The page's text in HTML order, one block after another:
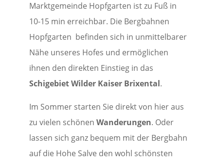
Marktgemeinde Hopfgarten ist zu Fuß in
10-15 min erreichbar. Die Bergbahnen
Hopfgarten befinden sich in unmittelbarer
Nähe unseres Hofes und ermöglichen
ihnen den direkten Einstieg in das
Schigebiet Wilder Kaiser Brixental.
Im Sommer starten Sie direkt von hier aus
zu vielen schönenWanderungen. Oder
lassen sich ganz bequem mit der Bergbahn
auf die Hohe Salve den wohl schönsten